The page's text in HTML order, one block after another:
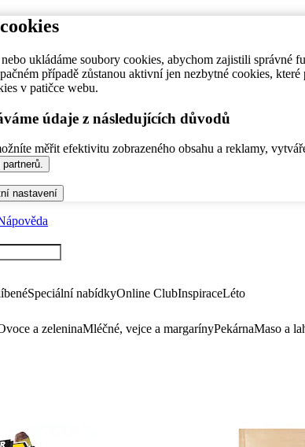
ukládáme soubory cookies, abychom zajistili
případě zůstanou aktivní jen nezbytné cookies,
v patičce webu.
údaje z následujících důvodů
měřit efektivitu zobrazeného obsahu a reklamy,
nastavení
Speciální nabídkyOnline ClubInspiraceLéto
a zeleninaMléčné, vejce a margarínyPekárnaMaso a